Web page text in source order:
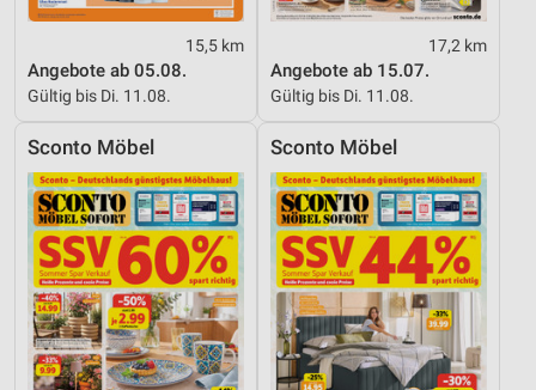
15,5 km
Angebote ab 05.08.
Gültig bis Di. 11.08.
17,2 km
Angebote ab 15.07.
Gültig bis Di. 11.08.
Sconto Möbel Sconto Möbel
Werbung